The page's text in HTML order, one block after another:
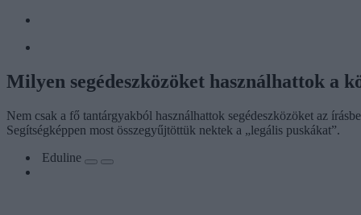
Milyen segédeszközöket használhattok a
Nem csak a fő tantárgyakból használhattok segédeszközöket az
Segítségképpen most összegyűjtöttük nektek a „legális puskákat”.
Eduline